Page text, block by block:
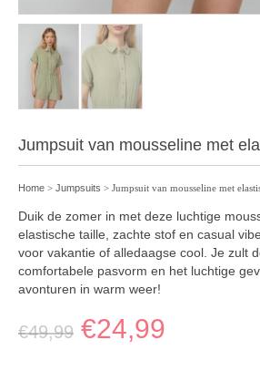
Jumpsuit van mousseline met
Home > Jumpsuits > Jumpsuit van mousseline met
Duik de zomer in met deze luchtige
elastische taille, zachte stof en casual
voor vakantie of alledaagse cool. Je zult
comfortabele pasvorm en het luchtige
avonturen in warm weer!
€49,99 €24,99